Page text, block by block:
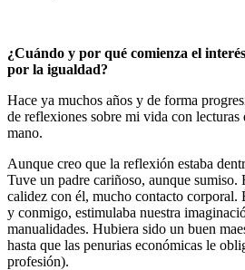
¿Cuándo y por qué comienza el
por la igualdad?
Hace ya muchos años y de forma
de reflexiones sobre mi vida con
mano.
Aunque creo que la reflexión estaba
Tuve un padre cariñoso, aunque
calidez con él, mucho contacto corporal.
y conmigo, estimulaba nuestra
manualidades. Hubiera sido un buen
hasta que las penurias económicas le
profesión).